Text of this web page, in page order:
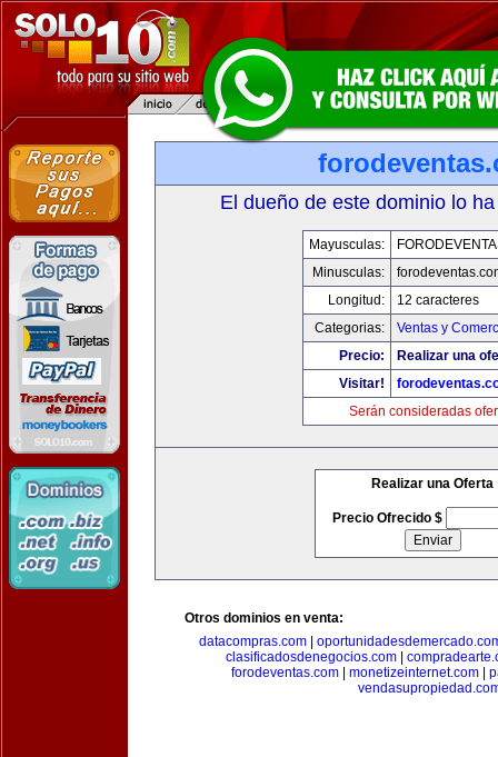
El dueño de este dominio lo
Mayusculas:
Minusculas:
Longitud:
12 caracteres
Categorias:
Ventas y
Precio:
Realizar una
Visitar!
Serán consideradas
Realizar una Oferta
Precio Ofrecido $
Otros dominios en venta:
datacompras.com
clasificadosdenegocios.com|
forodeventas.com| monetizeinternet.com|